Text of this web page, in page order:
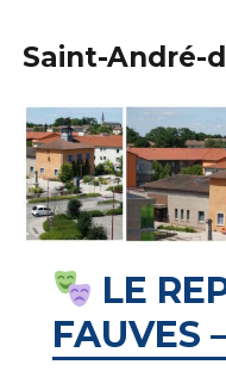
Saint-André-
LE
FAUVES